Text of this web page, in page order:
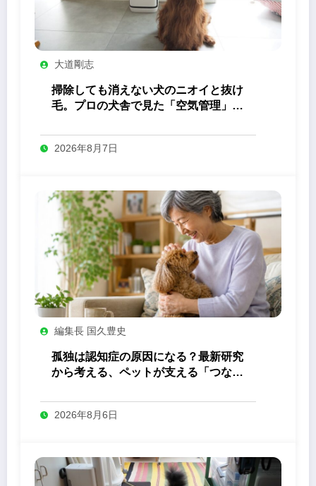
大道剛志
掃除しても消えない犬のニオイと抜け
毛。プロの犬舎で見た「空気管理」の
2026年8月7日
編集長 国久豊史
孤独は認知症の原因になる？最新研究
から考える、ペットが支える「つなが
2026年8月6日